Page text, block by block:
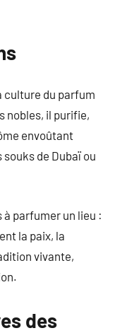
culture du parfum
nobles, il purifie,
envoûtant
de Dubaï ou
parfumer un lieu :
la paix, la
vivante,
des